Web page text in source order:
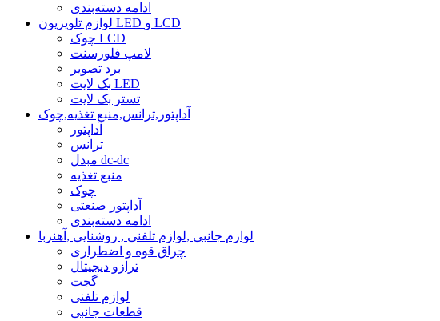
ادامه دسته‌بندی
لوازم تلویزیون LED و LCD
چوک LCD
لامپ فلورسنت
برد تصویر
بک لایت LED
تستر بک لایت
آداپتور,ترانس,منبع تغذیه,چوک
آداپتور
ترانس
مبدل dc-dc
منبع تغذیه
چوک
آداپتور صنعتی
ادامه دسته‌بندی
لوازم جانبی ,لوازم تلفنی , روشنایی ,آهنربا
چراق قوه و اضطراری
ترازو دیجیتال
گجت
لوازم تلفنی
قطعات جانبی